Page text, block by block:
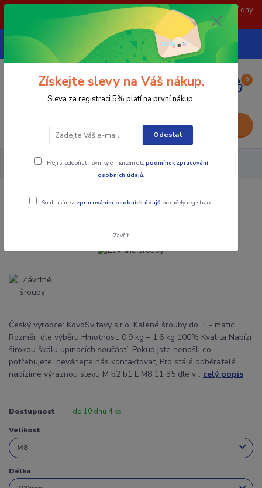
POZOR: 31.7 , 3.8 a 5.8- zavřeno. objednávky odešleme následující dny.
Děkujeme za pochopení.
CZK
739252246
(Po-Pá, 8-15 hod.)
0
0,00 Kč
Upínací součásti Závrtné šrouby
Závrtné šrouby
Český výrobce: KovoSvitavy s.r.o. Kalené šrouby do T - matic.
Rozměr: dle výběru Hmotnost: 0,9 kg – 1,6 kg 100% Kvalita Nabízí
širokou škálu upínacích součástí. Pokud jste nenašli co
potřebujete, neváhejte nás kontaktovat, Pro stálé odběratelé
nabízíme výraznou slevu M b2 b1 L M8 11 35 dle v... celý popis
Dostupnost do 10 dnů 4 ks
Velikost
Délka
Získejte slevy na Váš nákup.
Sleva za registraci 5% platí na první nákup.
Odeslat
Přeji si odebírat novinky e-mailem dlepodmínek zpracování
osobních údajů.
Souhlasím se zpracováním osobních údajů pro účely registrace.
Zavřít